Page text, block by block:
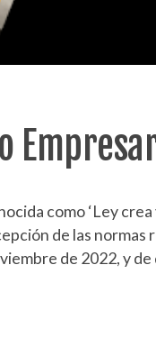
como ‘Ley
de las
de 2022, y